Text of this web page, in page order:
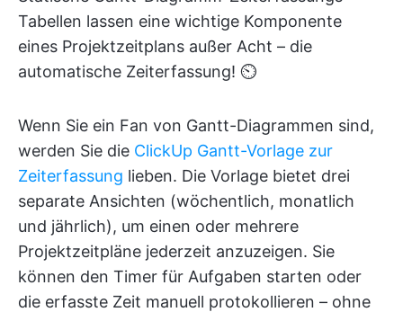
Tabellen lassen eine wichtige Komponente
eines Projektzeitplans außer Acht – die
automatische Zeiterfassung! ⏲
Wenn Sie ein Fan von Gantt-Diagrammen sind,
werden Sie die ClickUp Gantt-Vorlage zur
Zeiterfassung lieben. Die Vorlage bietet drei
separate Ansichten (wöchentlich, monatlich
und jährlich), um einen oder mehrere
Projektzeitpläne jederzeit anzuzeigen. Sie
können den Timer für Aufgaben starten oder
die erfasste Zeit manuell protokollieren – ohne